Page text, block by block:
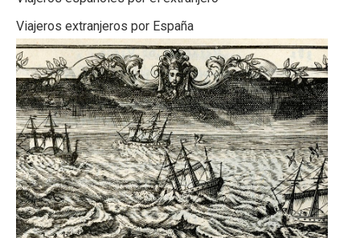
Viajeros extranjeros por España